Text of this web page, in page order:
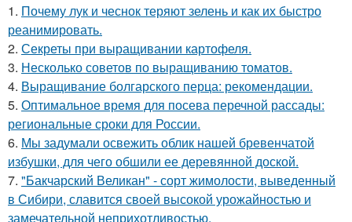
1. Почему лук и чеснок теряют зелень и как их быстро
реанимировать.
2. Секреты при выращивании картофеля.
3. Несколько советов по выращиванию томатов.
4. Выращивание болгарского перца: рекомендации.
5. Оптимальное время для посева перечной рассады:
региональные сроки для России.
6. Мы задумали освежить облик нашей бревенчатой
избушки, для чего обшили ее деревянной доской.
7. "Бакчарский Великан" - сорт жимолости, выведенный
в Сибири, славится своей высокой урожайностью и
замечательной неприхотливостью.